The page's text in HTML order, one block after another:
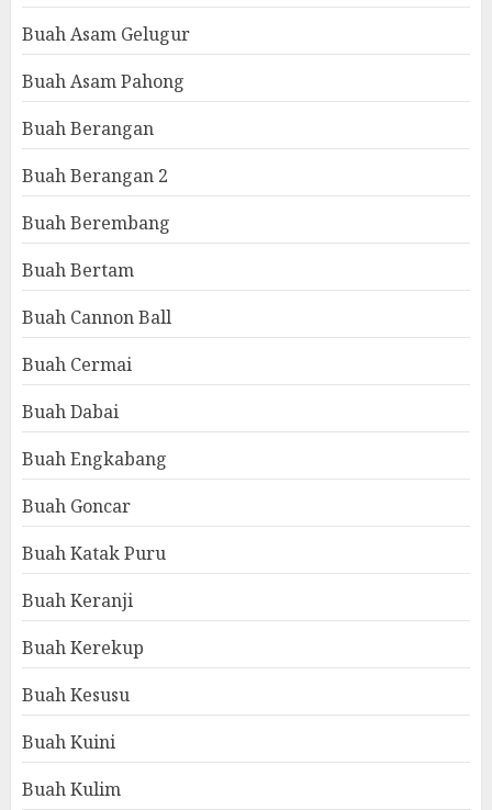
Buah Asam Gelugur
Buah Asam Pahong
Buah Berangan
Buah Berangan 2
Buah Berembang
Buah Bertam
Buah Cannon Ball
Buah Cermai
Buah Dabai
Buah Engkabang
Buah Goncar
Buah Katak Puru
Buah Keranji
Buah Kerekup
Buah Kesusu
Buah Kuini
Buah Kulim